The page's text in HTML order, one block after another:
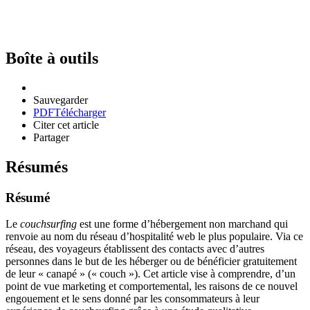
Boîte à outils
Sauvegarder
PDFTélécharger
Citer cet article
Partager
Résumés
Résumé
Le couchsurfing est une forme d’hébergement non marchand qui
renvoie au nom du réseau d’hospitalité web le plus populaire. Via ce
réseau, des voyageurs établissent des contacts avec d’autres
personnes dans le but de les héberger ou de bénéficier gratuitement
de leur « canapé » (« couch »). Cet article vise à comprendre, d’un
point de vue marketing et comportemental, les raisons de ce nouvel
engouement et le sens donné par les consommateurs à leur